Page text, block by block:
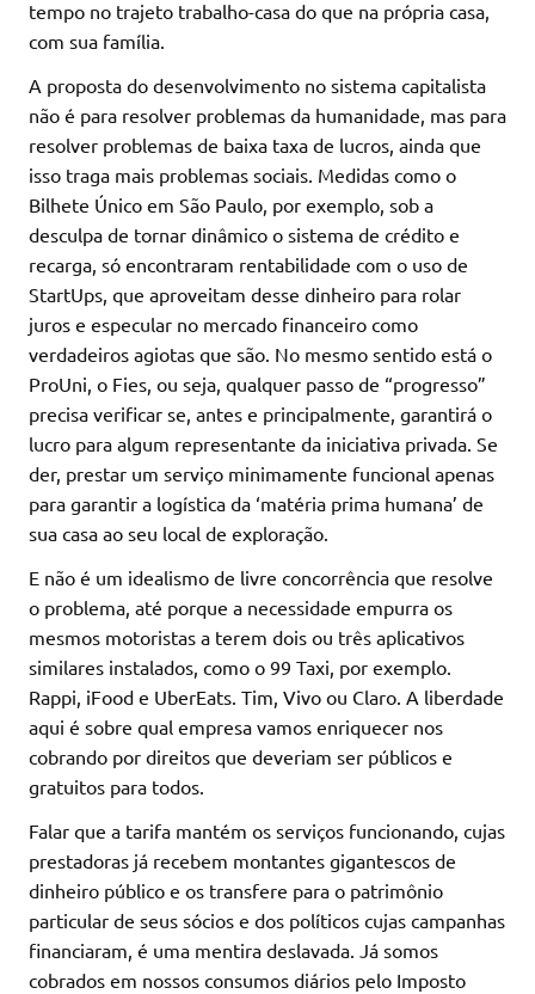
tempo no trajeto trabalho-casa do que na própria casa,
com sua família.
A proposta do desenvolvimento no sistema capitalista
não é para resolver problemas da humanidade, mas para
resolver problemas de baixa taxa de lucros, ainda que
isso traga mais problemas sociais. Medidas como o
Bilhete Único em São Paulo, por exemplo, sob a
desculpa de tornar dinâmico o sistema de crédito e
recarga, só encontraram rentabilidade com o uso de
StartUps, que aproveitam desse dinheiro para rolar
juros e especular no mercado financeiro como
verdadeiros agiotas que são. No mesmo sentido está o
ProUni, o Fies, ou seja, qualquer passo de “progresso”
precisa verificar se, antes e principalmente, garantirá o
lucro para algum representante da iniciativa privada. Se
der, prestar um serviço minimamente funcional apenas
para garantir a logística da ‘matéria prima humana’ de
sua casa ao seu local de exploração.
E não é um idealismo de livre concorrência que resolve
o problema, até porque a necessidade empurra os
mesmos motoristas a terem dois ou três aplicativos
similares instalados, como o 99 Taxi, por exemplo.
Rappi, iFood e UberEats. Tim, Vivo ou Claro. A liberdade
aqui é sobre qual empresa vamos enriquecer nos
cobrando por direitos que deveriam ser públicos e
gratuitos para todos.
Falar que a tarifa mantém os serviços funcionando, cujas
prestadoras já recebem montantes gigantescos de
dinheiro público e os transfere para o patrimônio
particular de seus sócios e dos políticos cujas campanhas
financiaram, é uma mentira deslavada. Já somos
cobrados em nossos consumos diários pelo Imposto